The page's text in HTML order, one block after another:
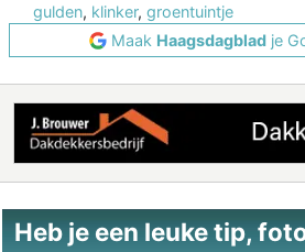
gulden, klinker, groentuintje
Maak Haagsdagbladje
Heb je een leuke tip,